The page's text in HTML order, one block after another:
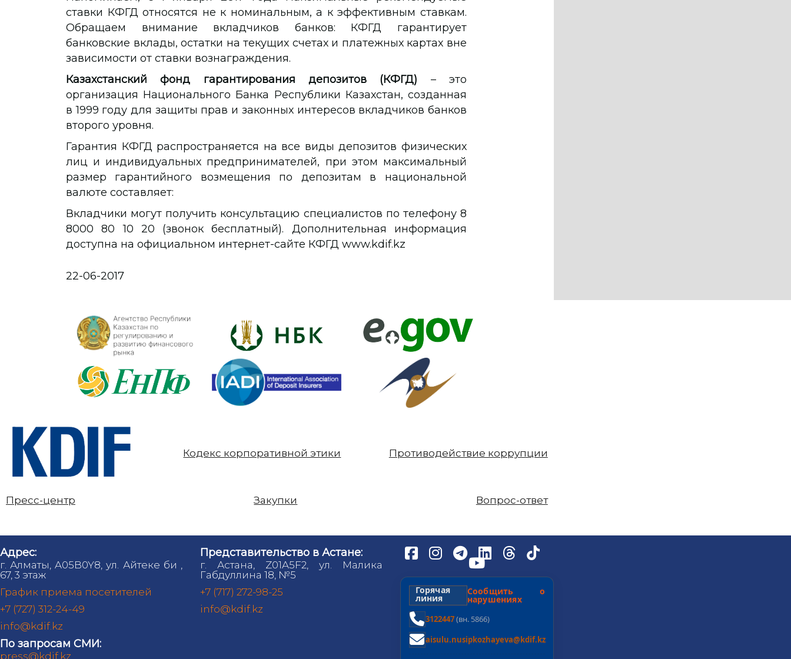
ставки КФГД относятся не к номинальным, а к эффективным ставкам.
Обращаем внимание вкладчиков банков: КФГД гарантирует
банковские вклады, остатки на текущих счетах и платежных картах вне
зависимости от ставки вознаграждения.
Казахстанский фонд гарантирования депозитов (КФГД) – это
организация Национального Банка Республики Казахстан, созданная
в 1999 году для защиты прав и законных интересов вкладчиков банков
второго уровня.
Гарантия КФГД распространяется на все виды депозитов физических
лиц и индивидуальных предпринимателей, при этом максимальный
размер гарантийного возмещения по депозитам в национальной
валюте составляет:
Вкладчики могут получить консультацию специалистов по телефону 8
8000 80 10 20 (звонок бесплатный). Дополнительная информация
доступна на официальном интернет-сайте КФГД www.kdif.kz
22-06-2017
Кодекс корпоративной этики Противодействие коррупции
Пресс-центр Закупки Вопрос-ответ
Адрес:
г. Алматы, A05B0Y8, ул. Айтеке би ,
67, 3 этаж
График приема посетителей
+7 (727) 312-24-49
info@kdif.kz
По запросам СМИ:
press@kdif.kz
Представительство в Астане:
г. Астана, Z01A5F2, ул. Малика
Габдуллина 18, №5
+7 (717) 272-98-25
info@kdif.kz
Горячая
линия
Сообщить о
нарушениях
3122447(вн. 5866)
aisulu.nusipkozhayeva@kdif.kz